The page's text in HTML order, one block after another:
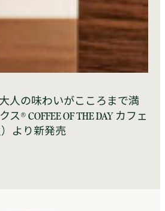
人の味わいがこころまで満
® COFFEE OF THE DAY カフェ
）より新発売